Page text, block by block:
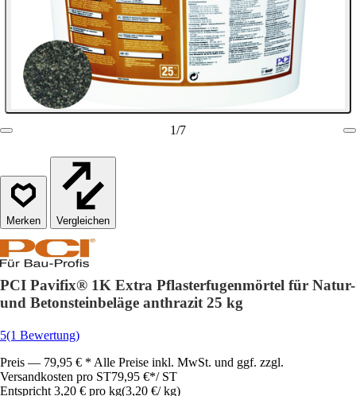
1/7
Vergleichen
PCI Pavifix® 1K Extra Pflasterfugenmörtel für Natur-
und Betonsteinbeläge anthrazit 25 kg
5(1 Bewertung)
Preis — 79,95 € * Alle Preise inkl. MwSt. und ggf. zzgl.
Versandkosten pro ST79,95 €*/ ST
Entspricht 3,20 € pro kg(3,20 €/ kg)